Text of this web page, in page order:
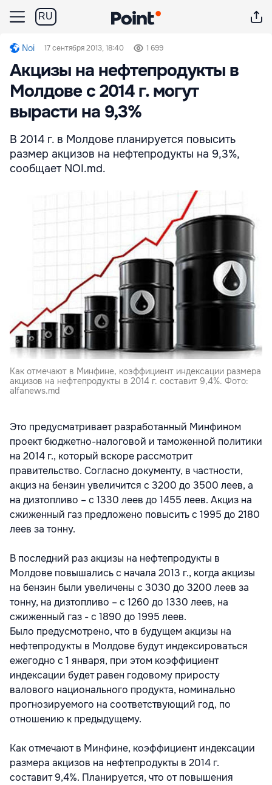
RU
Noi 17 сентября 2013, 18:40 1 699
Акцизы на нефтепродукты в
Молдове с 2014 г. могут
вырасти на 9,3%
В 2014 г. в Молдове планируется повысить
размер акцизов на нефтепродукты на 9,3%,
сообщает NOI.md.
Как отмечают в Минфине, коэффициент индексации размера
акцизов на нефтепродукты в 2014 г. составит 9,4%. Фото:
alfanews.md
Это предусматривает разработанный Минфином
проект бюджетно-налоговой и таможенной политики
на 2014 г., который вскоре рассмотрит
правительство. Согласно документу, в частности,
акциз на бензин увеличится с 3200 до 3500 леев, а
на дизтопливо – с 1330 леев до 1455 леев. Акциз на
сжиженный газ предложено повысить с 1995 до 2180
леев за тонну.
В последний раз акцизы на нефтепродукты в
Молдове повышались с начала 2013 г., когда акцизы
на бензин были увеличены с 3030 до 3200 леев за
тонну, на дизтопливо – с 1260 до 1330 леев, на
сжиженный газ - с 1890 до 1995 леев.
Было предусмотрено, что в будущем акцизы на
нефтепродукты в Молдове будут индексироваться
ежегодно с 1 января, при этом коэффициент
индексации будет равен годовому приросту
валового национального продукта, номинально
прогнозируемого на соответствующий год, по
отношению к предыдущему.
Как отмечают в Минфине, коэффициент индексации
размера акцизов на нефтепродукты в 2014 г.
составит 9,4%. Планируется, что от повышения